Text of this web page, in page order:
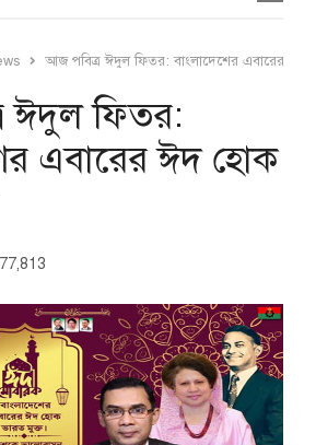
আজ পবিত্র ঈদুল ফিতর: বাংলাদেশের এবারের ঈদ
ঈদুল ফিতর:
এবারের ঈদ হোক